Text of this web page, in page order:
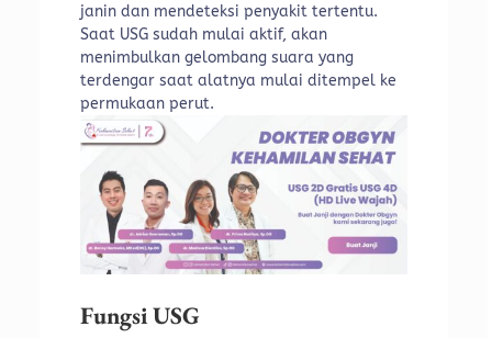
janin dan mendeteksi penyakit tertentu.
Saat USG sudah mulai aktif, akan
menimbulkan gelombang suara yang
terdengar saat alatnya mulai ditempel ke
permukaan perut.
Fungsi USG